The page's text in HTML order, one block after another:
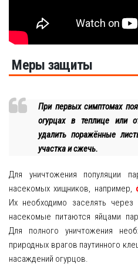
Меры защиты
При первых симптомах
огурцах в теплице или
удалить поражённые
участка и сжечь.
Для уничтожения популяции
насекомых хищников, например,
Их необходимо заселять
насекомые питаются яйцами
Для полного уничтожения
природных врагов паутинного
насаждений огурцов.